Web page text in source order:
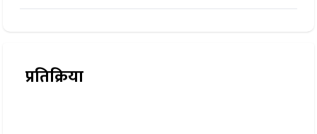
प्रतिक्रिया